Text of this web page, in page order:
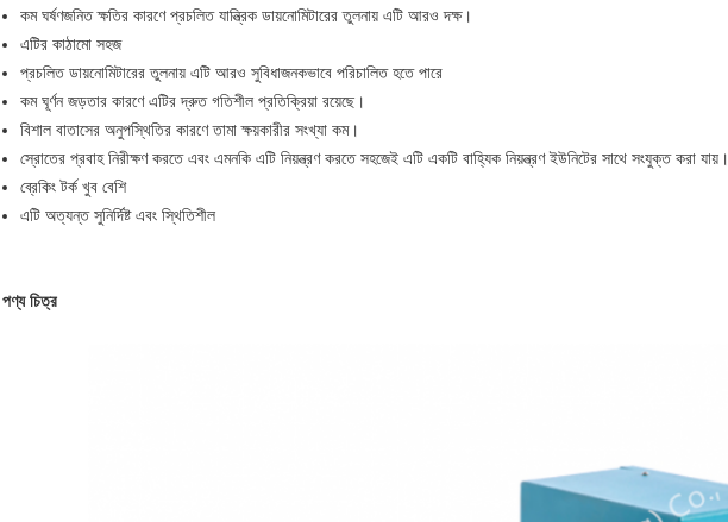
কম ঘর্ষণজনিত ক্ষতির কারণে প্রচলিত যান্ত্রিক ডায়নোমিটারের তুলনায় এটি আরও দক্ষ।
এটির কাঠামো সহজ
প্রচলিত ডায়নোমিটারের তুলনায় এটি আরও সুবিধাজনকভাবে পরিচালিত হতে পারে
কম ঘূর্ণন জড়তার কারণে এটির দ্রুত গতিশীল প্রতিক্রিয়া রয়েছে।
বিশাল বাতাসের অনুপস্থিতির কারণে তামা ক্ষয়কারীর সংখ্যা কম।
স্রোতের প্রবাহ নিরীক্ষণ করতে এবং এমনকি এটি নিয়ন্ত্রণ করতে সহজেই এটি একটি বাহ্যিক নিয়ন্ত্রণ ইউনিটের সাথে সংযুক্ত করা যায়।
ব্রেকিং টর্ক খুব বেশি
এটি অত্যন্ত সুনির্দিষ্ট এবং স্থিতিশীল
পণ্য চিত্র